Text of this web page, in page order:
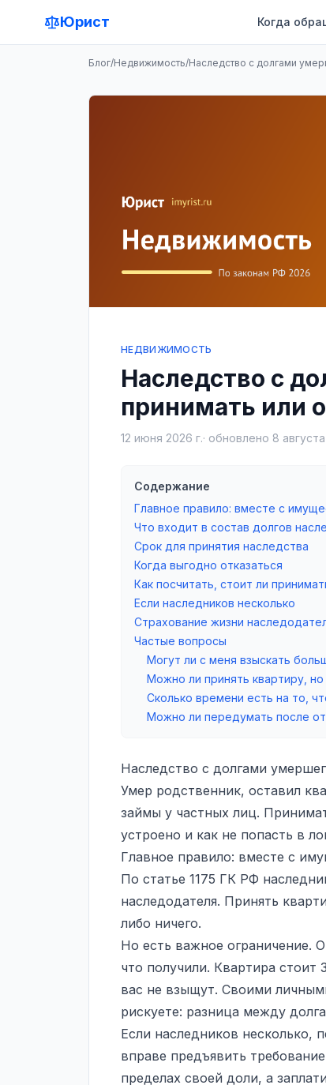
Юрист Когда
Блог/Недвижимость/Наследство с долгами
НЕДВИЖИМОСТЬ
Наследство с
принимать или
12 июня 2026 г.· обновлено 8
Содержание
Главное правило: вместе с
Что входит в состав долгов
Срок для принятия наследства
Когда выгодно отказаться
Как посчитать, стоит ли
Если наследников несколько
Страхование жизни
Частые вопросы
Могут ли с меня взыскать
Можно ли принять квартиру,
Сколько времени есть на то,
Можно ли передумать после
Наследство с долгами
Умер родственник, оставил
займы у частных лиц.
устроено и как не попасть в
Главное правило: вместе с
По статье 1175 ГК РФ
наследодателя. Принять
либо ничего.
Но есть важное ограничение.
что получили. Квартира
вас не взыщут. Своими
рискуете: разница между
Если наследников несколько,
вправе предъявить
пределах своей доли, а